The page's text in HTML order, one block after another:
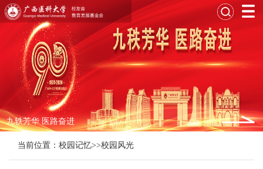
九轶芳华 医路奋进
当前位置： 校园记忆>>校园风光